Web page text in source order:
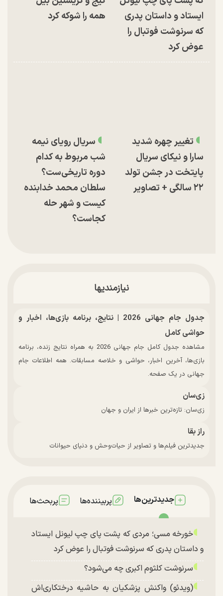
ایستاد و داستان پدری
که سرنوشت فوتبال را
عوض کرد
همه را شوکه کرد
تغییر چهره شدید
سارا و نیکای سریال
پایتخت در جشن تولد
۲۲ سالگی + تصاویر
سریال رویای نیمه
شب مربوط به کدام
دوره تاریخی‌ست؟
سلطان محمد خدابنده
کیست و شهر حله
کجاست؟
نیازمندیها
جدول جام جهانی 2026 | نتایج، برنامه بازی‌ها، اخبار و
حواشی کامل
مشاهده جدول کامل جام جهانی 2026 به همراه نتایج زنده، برنامه
بازی‌ها، آخرین اخبار، حواشی و خلاصه مسابقات. همه اطلاعات جام
جهانی در یک صفحه.
زی‌سان
زی‌سان: تازه‌ترین خبرها از ایران و جهان
راز بقا
جدیدترین فیلم‌ها و تصاویر از حیات‌وحش و دنیای حیوانات
جدیدترین‌ها پربیننده‌ها پربحث‌ها
خورخه مسی؛ مردی که پشت پای چپ لیونل ایستاد
و داستان پدری که سرنوشت فوتبال را عوض کرد
سرنوشت کلثوم اکبری چه می‌شود؟
(ویدئو) واکنش پزشکیان به حاشیه درختکاری‌اش